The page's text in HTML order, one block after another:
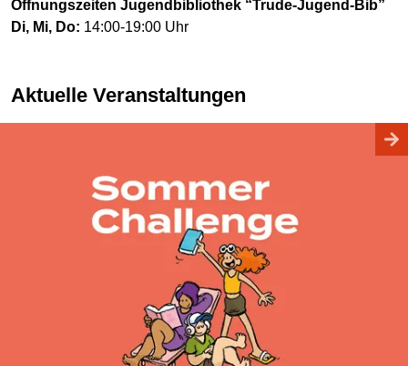
Öffnungszeiten Jugendbibliothek “Trude-Jugend-Bib”
Di, Mi, Do: 14:00-19:00 Uhr
Aktuelle Veranstaltungen